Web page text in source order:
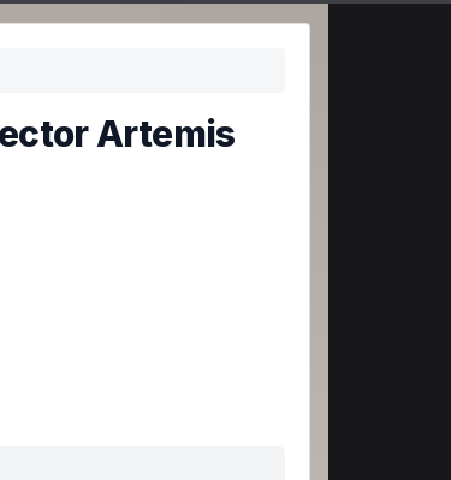
Artemis